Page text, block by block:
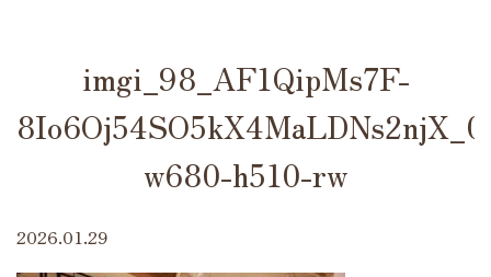
imgi_98_AF1QipMs7F-
w680-h510-rw
2026.01.29